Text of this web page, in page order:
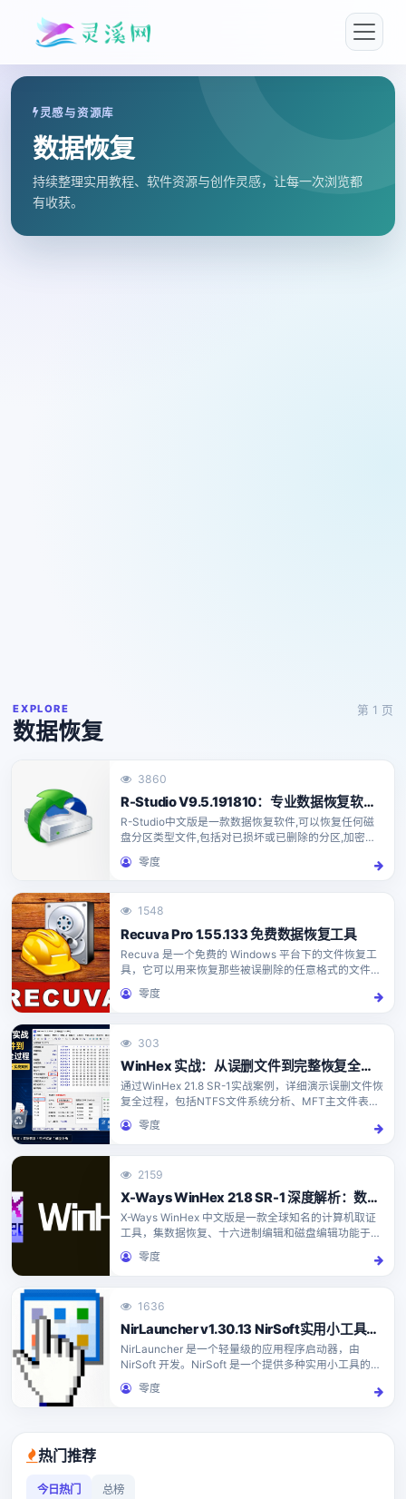
灵感与资源库
数据恢复
持续整理实用教程、软件资源与创作灵感，让每一次浏览都
有收获。
EXPLORE
数据恢复
第 1 页
3860
R-Studio V9.5.191810：专业数据恢复软件中文版
R-Studio中文版是一款数据恢复软件,可以恢复任何磁
盘分区类型文件,包括对已损坏或已删除的分区,加密的
Studio最新版最大特色在于能自动...
零度
1548
Recuva Pro 1.55.133 免费数据恢复工具
Recuva 是一个免费的 Windows 平台下的文件恢复工
具，它可以用来恢复那些被误删除的任意格式的文件，
等等）中的文件，只要没有被重复写入数据，...
零度
303
WinHex 实战：从误删文件到完整恢复全过程
通过WinHex 21.8 SR-1实战案例，详细演示误删文件恢
复全过程，包括NTFS文件系统分析、MFT主文件表定
掌握专业数据恢复技术。
零度
2159
X-Ways WinHex 21.8 SR-1 深度解析：数据恢复与电子取证利器
X-Ways WinHex 中文版是一款全球知名的计算机取证
工具，集数据恢复、十六进制编辑和磁盘编辑功能于一
体。WinHex 最新版广泛应用于取证调查、数据恢复、
文件分析与编辑、底层数据处理以及安全领域的...
零度
1636
NirLauncher v1.30.13 NirSoft实用小工具启动器
NirLauncher 是一个轻量级的应用程序启动器，由
NirSoft 开发。NirSoft 是一个提供多种实用小工具的网
站，这些工具主要用于系统管理和故障排除。
NirLauncher 允许用户从一个界...
零度
热门推荐
今日热门 总榜